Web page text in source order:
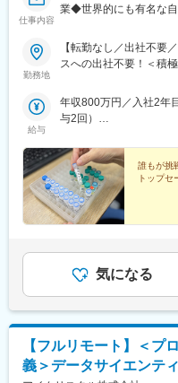
仕事内容
業◆世界的にも有名な
勤務地
【転勤なし／出社不要
スへの出社不要！＜積
給与
年収800万円／入社2年
与2回）
賞与2回）
誰もが挑
トップセ
気になる
【フルリモート】＜プ
義＞データサイエンテ